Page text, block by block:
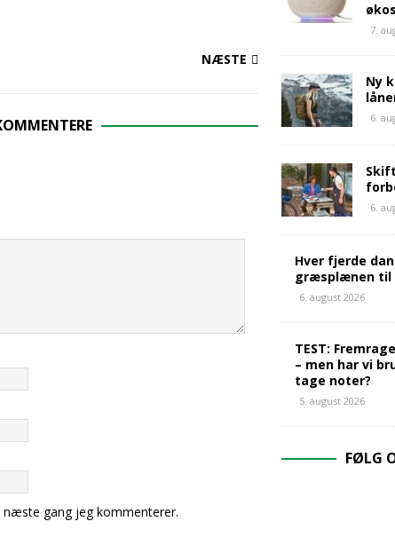
NÆSTE
gang jeg kommenterer.
7.
Ny
6.
6.
Hver fjerde
græsplænen til
6. august 2026
TEST:
– men har vi
tage noter?
5. august 2026
FØLG